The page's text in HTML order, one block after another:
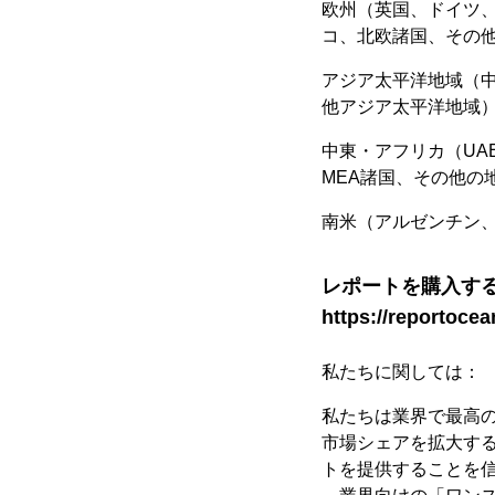
欧州（英国、ドイツ
コ、北欧諸国、その
アジア太平洋地域（
他アジア太平洋地域
中東・アフリカ（
MEA諸国、その他の
南米（アルゼンチン
レポートを購入す
https://
私たちに関しては：
私たちは業界で最高
市場シェアを拡大す
トを提供することを